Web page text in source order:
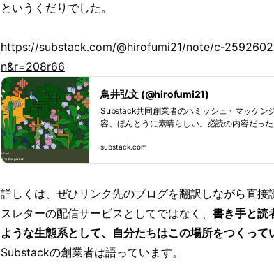
というくだりでした。
https://substack.com/@hirofumi21/note/c-
n&r=208r66
鳥井弘文 (@hirofumi21)
Substack共同創業者のハミッシュ・マッケン
容、ほんとうに素晴らしい。必読の内容だっ
substack.com
詳しくは、ぜひリンク先のブログを翻訳しながら直
スレターの配信サービスとしてではなく、 書き手と読
ような生態系として、自分たちはこの場所をつくって
Substackの創業者は語っています。